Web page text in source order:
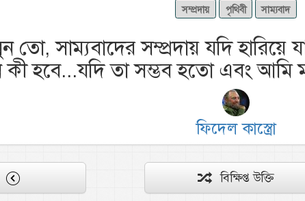
সম্প্রদায় পৃথিবী সাম্যবাদ
তো, সাম্যবাদের সম্প্রদায় যদি
হবে...যদি তা সম্ভব হতো এবং আমি
ফিদেল কাস্ত্রো
বিক্ষিপ্ত উক্তি